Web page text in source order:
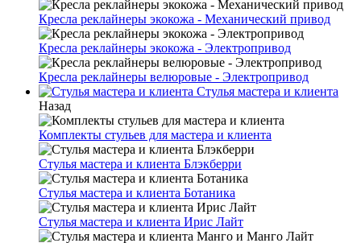
Кресла реклайнеры экокожа - Механический привод
Кресла реклайнеры экокожа - Электропривод
Кресла реклайнеры велюровые - Электропривод
Стулья мастера и клиента
Назад
Комплекты стульев для мастера и клиента
Стулья мастера и клиента Блэкберри
Стулья мастера и клиента Ботаника
Стулья мастера и клиента Ирис Лайт